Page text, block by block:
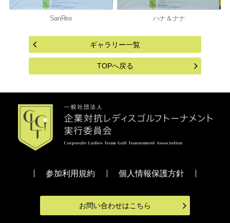
SanRex ハナ＆ナナ
ギャラリー一覧
TOPへ戻る
参加利用規約 個人情報保護方針
お問い合わせはこちら